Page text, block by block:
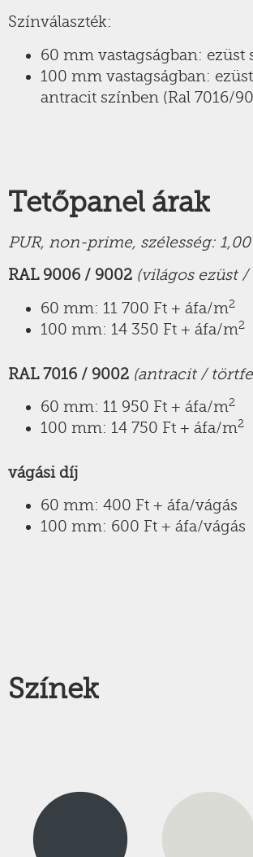
Színválaszték:
60 mm vastagságban:
100 mm vastagságban:
antracit színben (Ral 7016/
Tetőpanel árak
PUR, non-prime, szélesség:
RAL 9006 / 9002 (világos ezüst
60 mm: 11 700 Ft + áfa/m2
100 mm: 14 350 Ft + áfa/m2
RAL 7016 / 9002 (antracit /
60 mm: 11 950 Ft + áfa/m2
100 mm: 14 750 Ft + áfa/m2
vágási díj
60 mm: 400 Ft + áfa/vágás
100 mm: 600 Ft + áfa/vágás
Színek